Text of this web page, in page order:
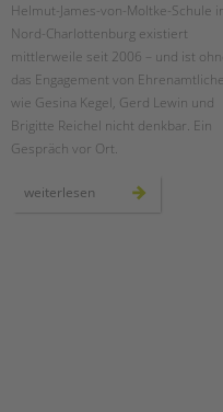
unkuerzbar
Briefe an Kai
PRESSE
Magazin
KONTAKT
Helmut-James-von-Moltke-Schule
Nord-Charlottenburg existiert
mittlerweile seit 2006 – und ist
das Engagement von
wie Gesina Kegel, Gerd Lewin und
Brigitte Reichel nicht denkbar. Ein
Gespräch vor Ort.
weiterlesen ehrenamt